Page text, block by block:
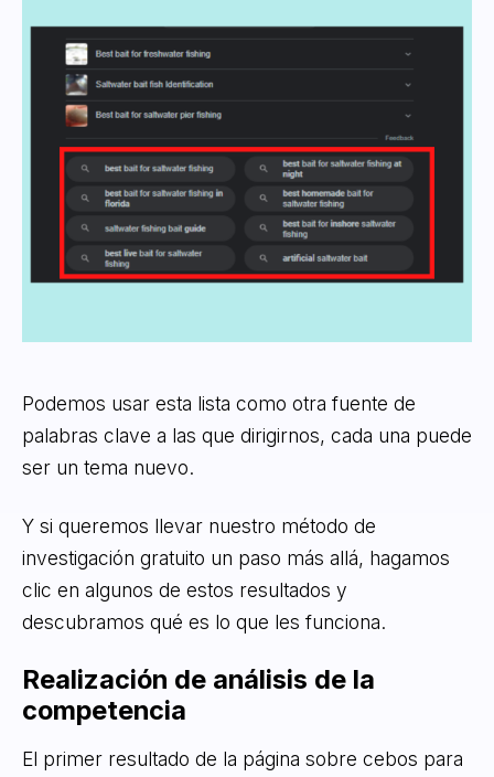
Podemos usar esta lista como otra fuente de
palabras clave a las que dirigirnos, cada una puede
ser un tema nuevo.
Y si queremos llevar nuestro método de
investigación gratuito un paso más allá, hagamos
clic en algunos de estos resultados y
descubramos qué es lo que les funciona.
Realización de análisis de la
competencia
El primer resultado de la página sobre cebos para